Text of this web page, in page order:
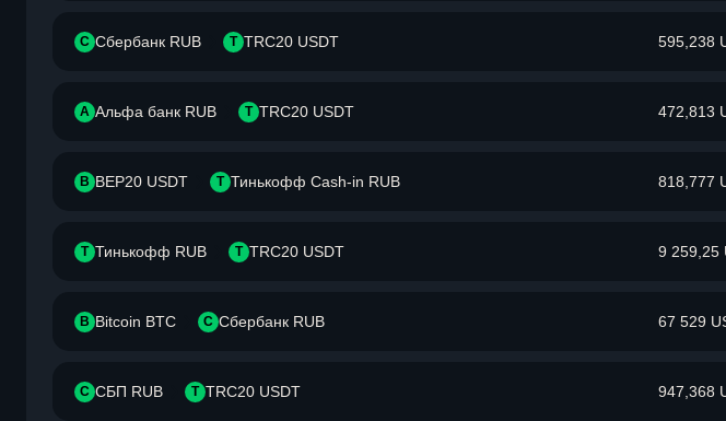
С Сбербанк RUB T TRC20 USDT 595,238
А Альфа банк RUB T TRC20 USDT 472,813
B BEP20 USDT Т Тинькофф Cash-in RUB 818,777
Т Тинькофф RUB T TRC20 USDT 9 259,25
B Bitcoin BTC С Сбербанк RUB 67 529
С СБП RUB T TRC20 USDT 947,368